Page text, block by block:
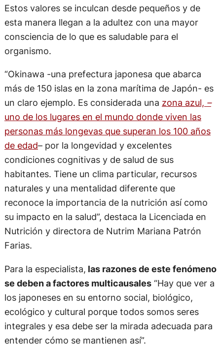
Estos valores se inculcan desde pequeños y de
esta manera llegan a la adultez con una mayor
consciencia de lo que es saludable para el
organismo.
“Okinawa -una prefectura japonesa que abarca
más de 150 islas en la zona marítima de Japón- es
un claro ejemplo. Es considerada una zona azul, –
uno de los lugares en el mundo donde viven las
personas más longevas que superan los 100 años
de edad– por la longevidad y excelentes
condiciones cognitivas y de salud de sus
habitantes. Tiene un clima particular, recursos
naturales y una mentalidad diferente que
reconoce la importancia de la nutrición así como
su impacto en la salud”, destaca la Licenciada en
Nutrición y directora de Nutrim Mariana Patrón
Farias.
Para la especialista, las razones de este fenómeno
se deben a factores multicausales“Hay que ver a
los japoneses en su entorno social, biológico,
ecológico y cultural porque todos somos seres
integrales y esa debe ser la mirada adecuada para
entender cómo se mantienen así”.